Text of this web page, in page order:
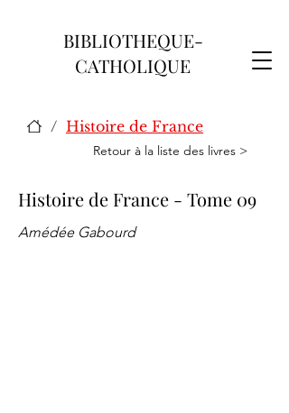
BIBLIOTHEQUE-
CATHOLIQUE
/ Histoire de France
Retour à la liste des livres >
Histoire de France - Tome 09
Amédée Gabourd